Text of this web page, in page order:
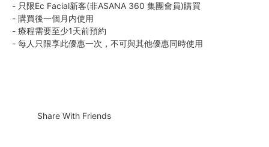
- 只限Ec Facial新客(非ASANA 360 集團會員)購買
- 購買後一個月内使用
- 療程需要至少1天前預約
- 每人只限享此優惠一次，不可與其他優惠同時使用
Share With Friends